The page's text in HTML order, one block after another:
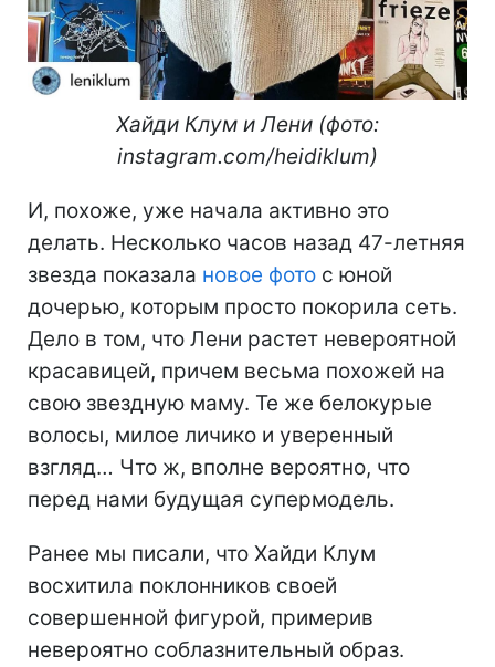
Хайди Клум и Лени (фото:
instagram.com/heidiklum)
И, похоже, уже начала активно это
делать. Несколько часов назад 47-летняя
звезда показала новое фото с юной
дочерью, которым просто покорила сеть.
Дело в том, что Лени растет невероятной
красавицей, причем весьма похожей на
свою звездную маму. Те же белокурые
волосы, милое личико и уверенный
взгляд… Что ж, вполне вероятно, что
перед нами будущая супермодель.
Ранее мы писали, что Хайди Клум
восхитила поклонников своей
совершенной фигурой, примерив
невероятно соблазнительный образ.